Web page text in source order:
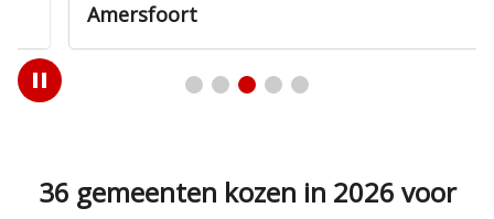
Amersfoort
Play
/
36 gemeenten kozen in 2026 voor